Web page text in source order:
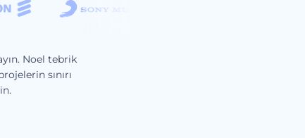
Noel tebrik
sınırı